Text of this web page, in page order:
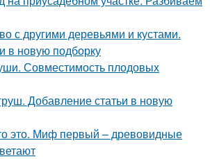
с другими деревьями и кустами.
в новую подборку
Совместимость плодовых
Добавление статьи в новую
это. Миф первый – древовидные